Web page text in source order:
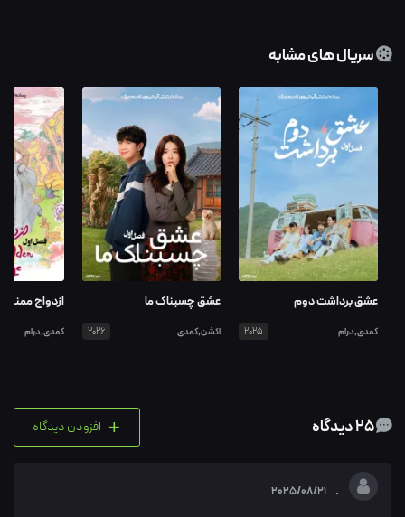
سریال های مشابه
عشق برداشت دوم
کمدی,درام 2025
عشق چسبناک ما
اکشن,کمدی 2026
ازدواج ممنوع
کمدی,درام
+ افزودن دیدگاه
.
2025/08/21